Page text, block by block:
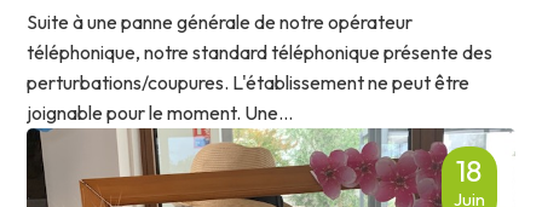
Suite à une panne générale de notre opérateur
téléphonique, notre standard téléphonique présente des
perturbations/coupures. L'établissement ne peut être
joignable pour le moment. Une...
18
Juin